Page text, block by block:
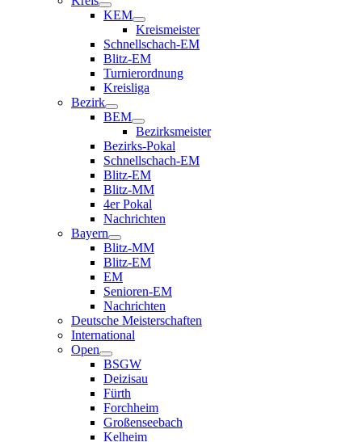
KEM
Kreismeister
Schnellschach-EM
Blitz-EM
Turnierordnung
Kreisliga
Bezirk
BEM
Bezirksmeister
Bezirks-Pokal
Schnellschach-EM
Blitz-EM
Blitz-MM
4er Pokal
Nachrichten
Bayern
Blitz-MM
Blitz-EM
EM
Senioren-EM
Nachrichten
Deutsche Meisterschaften
International
Open
BSGW
Deizisau
Fürth
Forchheim
Großenseebach
Kelheim